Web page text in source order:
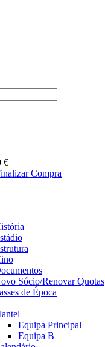
€
Compra
Sócio/Renovar Quotas
de Época
Equipa Principal
Equipa B